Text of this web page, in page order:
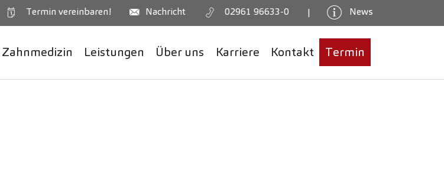
Termin vereinbaren! Nachricht 02961 96633-0 | News
Zahnmedizin Leistungen Über uns Karriere Kontakt Termin